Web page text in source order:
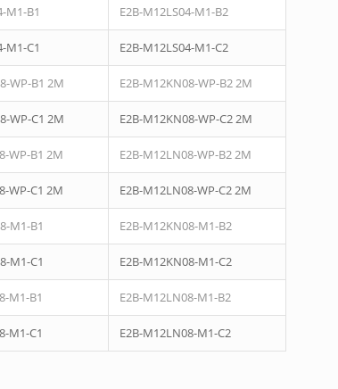
M1-B1 E2B-M12LS04-M1-B2
M1-C1 E2B-M12LS04-M1-C2
WP-B1 2M E2B-M12KN08-WP-B2 2M
WP-C1 2M E2B-M12KN08-WP-C2 2M
WP-B1 2M E2B-M12LN08-WP-B2 2M
WP-C1 2M E2B-M12LN08-WP-C2 2M
M1-B1 E2B-M12KN08-M1-B2
M1-C1 E2B-M12KN08-M1-C2
M1-B1 E2B-M12LN08-M1-B2
M1-C1 E2B-M12LN08-M1-C2